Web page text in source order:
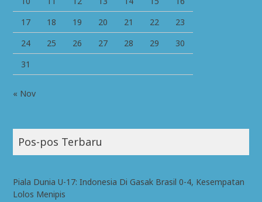
17
18 19 20 21 22
23
24
25 26 27 28 29
30
31
« Nov
Pos-pos Terbaru
Piala Dunia U-17: Indonesia Di Gasak Brasil 0-4, Kesempatan
Lolos Menipis